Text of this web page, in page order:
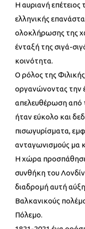
Η αυριανή
ελληνικής
ολοκλήρωσης της
ένταξή της σιγά-
κοινότητα.
Ο ρόλος της
οργανώνοντας την
απελευθέρωση από
ήταν εύκολο και
πισωγυρίσματα,
ανταγωνισμούς μα
Η χώρα προσπάθησε
συνθήκη του
διαδρομή αυτή
Βαλκανικούς
Πόλεμο.